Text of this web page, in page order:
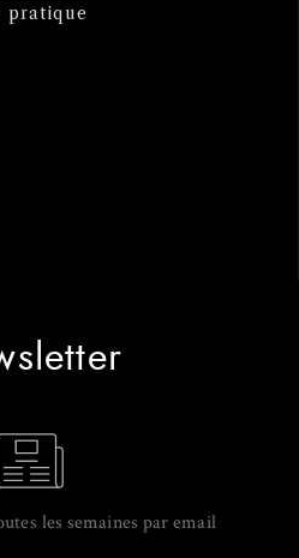
pratique
les semaines par email